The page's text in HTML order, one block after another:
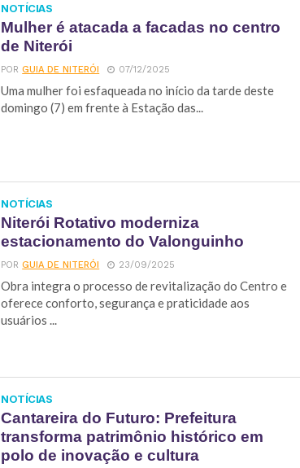
NOTÍCIAS
Mulher é atacada a facadas no centro
de Niterói
PORGUIA DE NITERÓI 07/12/2025
Uma mulher foi esfaqueada no início da tarde deste
domingo (7) em frente à Estação das...
NOTÍCIAS
Niterói Rotativo moderniza
estacionamento do Valonguinho
PORGUIA DE NITERÓI 23/09/2025
Obra integra o processo de revitalização do Centro e
oferece conforto, segurança e praticidade aos
usuários ...
NOTÍCIAS
Cantareira do Futuro: Prefeitura
transforma patrimônio histórico em
polo de inovação e cultura